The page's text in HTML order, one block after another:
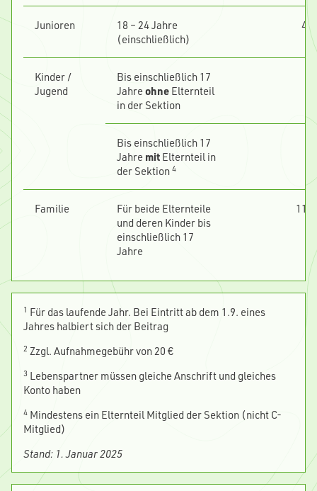
Junioren
18 – 24 Jahre
(einschließlich)
46
Kinder /
Jugend
Bis einschließlich 17
Jahreohne Elternteil
in der Sektion
Bis einschließlich 17
Jahre mit Elternteil in
der Sektion 4
Familie
Für beide Elternteile
und deren Kinder bis
einschließlich 17
Jahre
116
1 Für das laufende Jahr. Bei Eintritt ab dem 1.9. eines
Jahres halbiert sich der Beitrag
2 Zzgl. Aufnahmegebühr von 20 €
3 Lebenspartner müssen gleiche Anschrift und gleiches
Konto haben
4 Mindestens ein Elternteil Mitglied der Sektion (nicht C-
Mitglied)
Stand: 1. Januar 2025